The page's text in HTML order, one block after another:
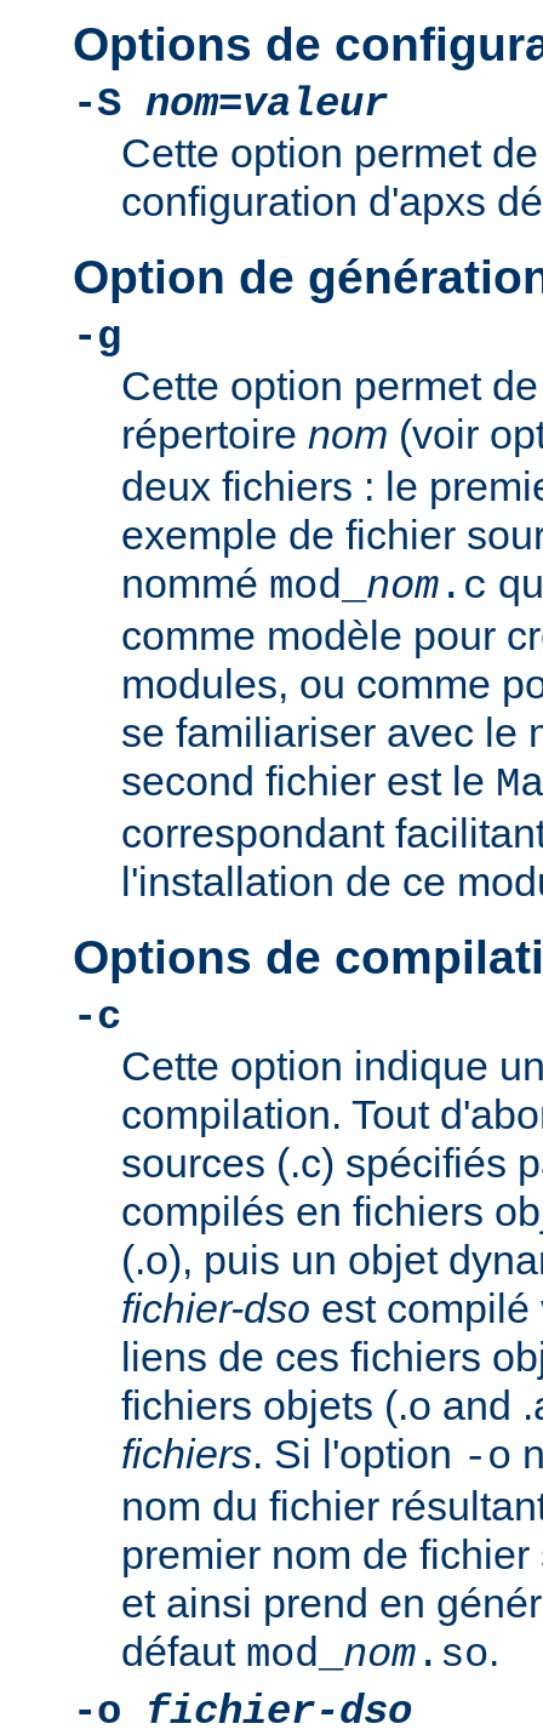
Options de
-S nom=valeur
Cette option permet
configuration d'apxs
Option de
-g
Cette option permet
répertoire nom (voir
deux fichiers : le
exemple de fichier
nommé mod_ nom .c
comme modèle pour
modules, ou comme
se familiariser avec le
second fichier est le
correspondant
l'installation de ce
Options de
-c
Cette option indique
compilation. Tout
sources (.c) spécifiés
compilés en fichiers
(.o), puis un objet
fichier-dso est
liens de ces fichiers
fichiers objets (.o and
fichiers. Si l'option -o
nom du fichier
premier nom de
et ainsi prend en
défaut mod_ nom .so.
-o fichier-dso